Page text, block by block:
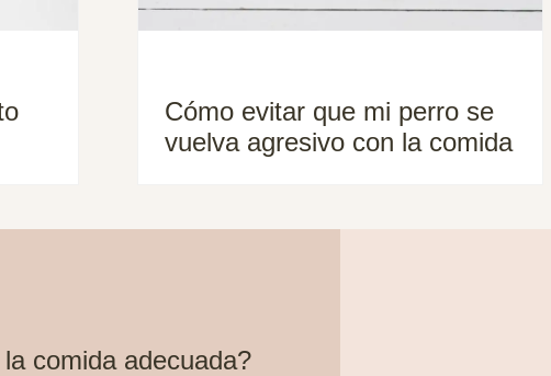
Cómo evitar que mi perro se
vuelva agresivo con la comida
comida adecuada?